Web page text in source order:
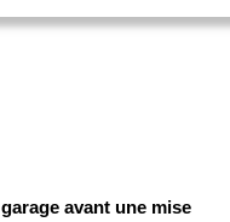
avant une mise